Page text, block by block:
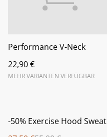
Performance V-Neck
22,90 €
MEHR VARIANTEN VERFÜGBAR
%
-50% Exercise Hood Sweat